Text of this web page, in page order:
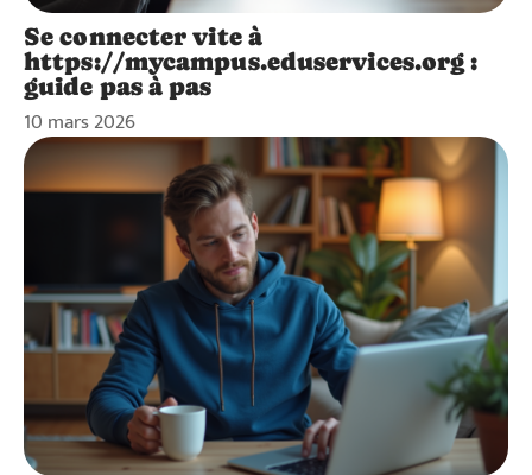
Se connecter vite à
https://mycampus.eduservices.org :
guide pas à pas
10 mars 2026